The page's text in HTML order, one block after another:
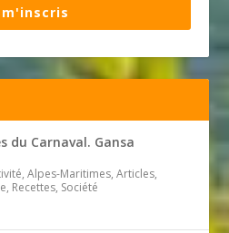
m'inscris
du Carnaval. Gansa
Alpes-Maritimes, Articles,
Recettes, Société